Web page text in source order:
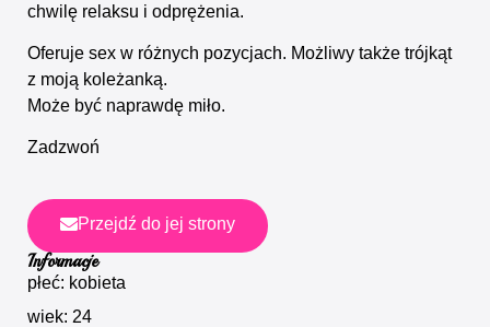
chwilę relaksu i odprężenia.
Oferuje sex w różnych pozycjach. Możliwy także trójkąt
z moją koleżanką.
Może być naprawdę miło.
Zadzwoń
Przejdź do jej strony
Informacje
płeć: kobieta
wiek: 24